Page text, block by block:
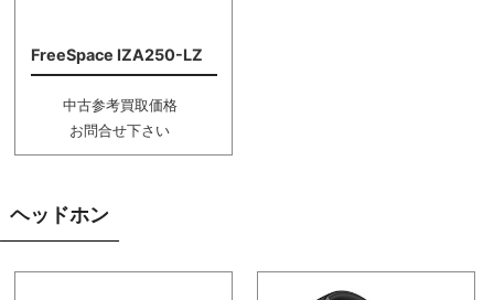
FreeSpace IZA250-LZ
中古参考買取価格
お問合せ下さい
ヘッドホン